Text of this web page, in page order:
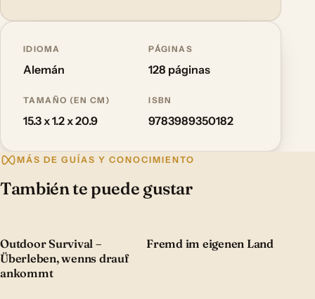
IDIOMA
Alemán
PÁGINAS
128 páginas
TAMAÑO (EN CM)
15.3 x 1.2 x 20.9
ISBN
9783989350182
MÁS DE GUÍAS Y CONOCIMIENTO
También te puede gustar
Outdoor Survival –
Überleben, wenns drauf
ankommt
Fremd im eigenen Land